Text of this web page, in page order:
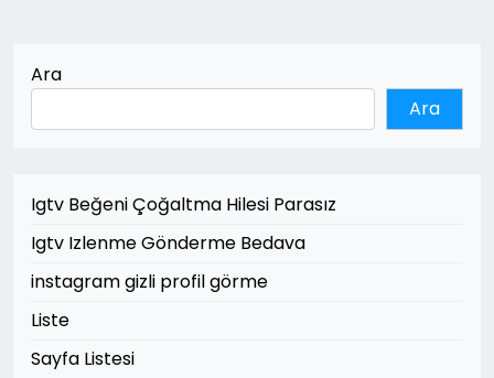
Ara
Ara
Igtv Beğeni Çoğaltma Hilesi Parasız
Igtv Izlenme Gönderme Bedava
instagram gizli profil görme
Liste
Sayfa Listesi